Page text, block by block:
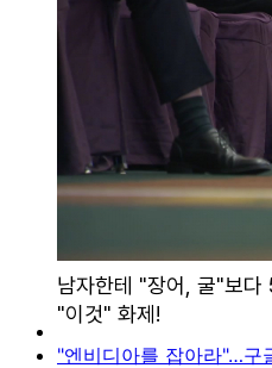
"엔비디아를 잡아라"…구